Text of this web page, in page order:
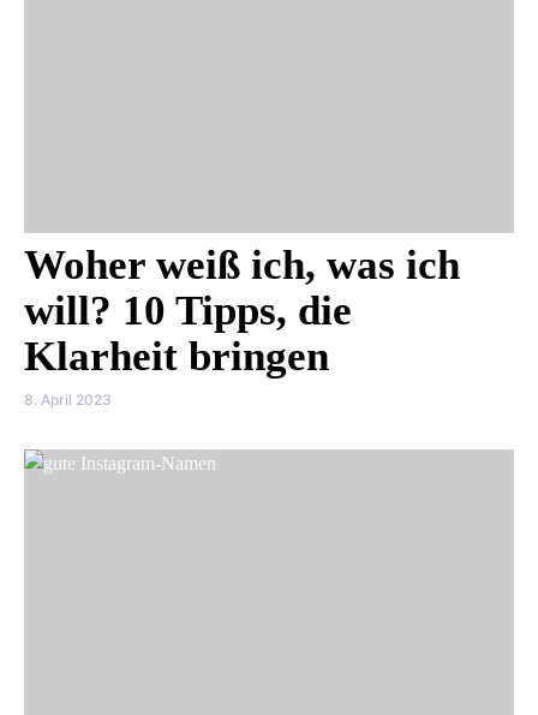
Woher weiß ich, was ich
will? 10 Tipps, die
Klarheit bringen
8. April 2023